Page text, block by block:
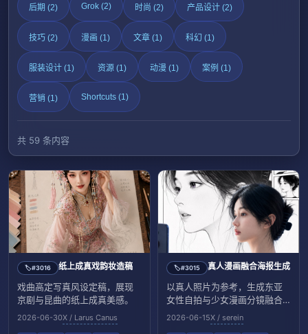
后期 (2) Grok (2) 时尚 (2) 产品设计 (2)
技巧 (2) 漫画 (1) 文章 (1) 科幻 (1)
服装设计 (1) 资源 (1) 动漫 (1) 案例 (1)
营销 (1) Shortcuts (1)
共 59 条内容
🏷️#3016 纸上成真戏韵妆造稿
戏曲高定写真风设定稿，展现
京剧与昆曲的纸上成真美感。
2026-06-30X / Larus Canus
🏷️#3015 真人漫画融合海报生成
以真人照片为参考，生成东亚
女性自拍与少女漫画分镜融合
海报。
2026-06-15X / serein